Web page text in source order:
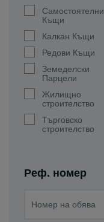
Самостоятелни
Къщи
Калкан Къщи
Редови Къщи
Земеделски
Парцели
Жилищно
строителство
Търговско
строителство
Реф. номер